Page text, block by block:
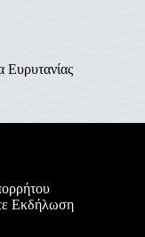
Ευρυτανίας
Εκδήλωση